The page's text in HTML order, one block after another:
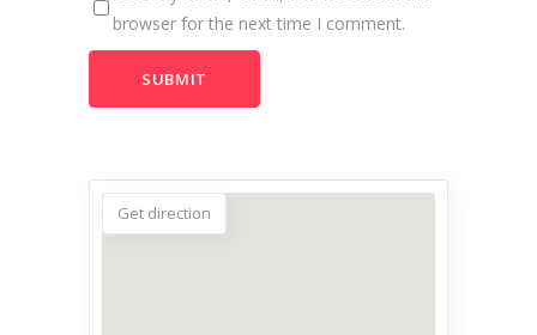
browser for the next time I comment.
Get direction